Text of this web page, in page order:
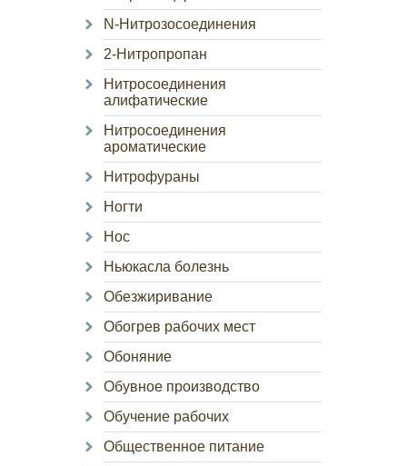
N-Нитрозосоединения
2-Нитропропан
Нитросоединения
алифатические
Нитросоединения
ароматические
Нитрофураны
Ногти
Нос
Ньюкасла болезнь
Обезжиривание
Обогрев рабочих мест
Обоняние
Обувное производство
Обучение рабочих
Общественное питание